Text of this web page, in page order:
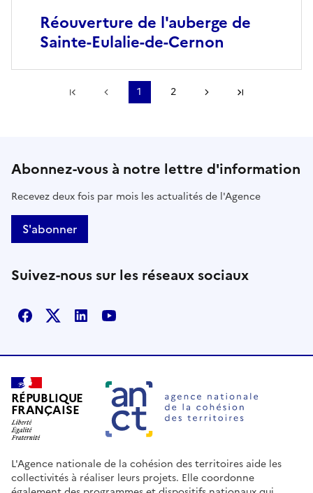
Réouverture de l'auberge de
Sainte-Eulalie-de-Cernon
Première pagePage précédente
1 2 Page suivante
Abonnez-vous à notre lettre d'information
Recevez deux fois par mois les actualités de l'Agence
S'abonner
Suivez-nous sur les réseaux sociaux
Facebook
X LinkedinYoutube
RÉPUBLIQUE
FRANÇAISE
L'Agence nationale de la cohésion des territoires aide les
collectivités à réaliser leurs projets. Elle coordonne